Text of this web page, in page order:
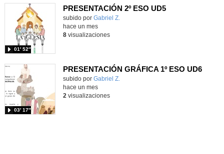
PRESENTACIÓN 2º ESO UD5
Contenido educativo.
subido por Gabriel Z.
01′ 52″
hace un mes
8visualizaciones
PRESENTACIÓN GRÁFICA 1º ESO UD6
Contenido educativo.
subido por Gabriel Z.
03′ 17″
hace un mes
2 visualizaciones